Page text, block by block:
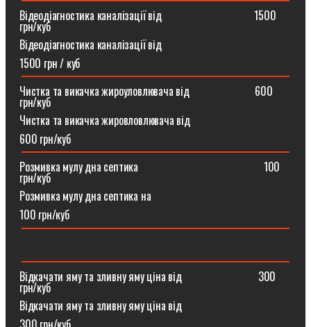
Відеодіагностика каналізації від ⠀⠀⠀⠀⠀⠀⠀⠀⠀⠀⠀1500
грн/куб
Відеодіагностика каналізації від
1500 грн / куб
Чистка та викачка жироуловлювача від⠀⠀⠀⠀⠀⠀⠀⠀600
грн/куб
Чистка та викачка жировловлювача від
600 грн/куб
Розмивка мулу дна септика ⠀⠀⠀⠀⠀⠀⠀⠀⠀⠀⠀⠀⠀⠀⠀100
грн/куб
Розмивка мулу дна септика на
100 грн/куб
Відкачати яму та зливну яму ціна від ⠀⠀⠀⠀⠀⠀⠀⠀⠀300
грн/куб
Відкачати яму та зливну яму ціна від